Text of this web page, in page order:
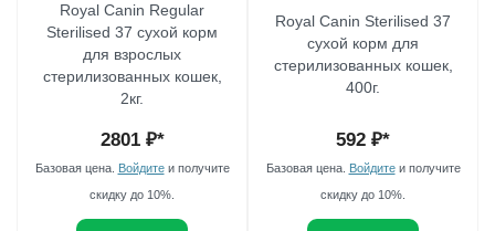
Royal Canin Regular
Sterilised 37 сухой корм
для взрослых
стерилизованных кошек,
2кг.
2801₽*
Базовая цена. Войдитеи получите
скидку до 10%.
Royal Canin Sterilised 37
сухой корм для
стерилизованных кошек,
400г.
592 ₽*
Базовая цена. Войдитеи получите
скидку до 10%.